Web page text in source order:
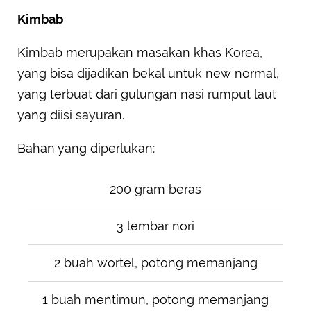
Kimbab
Kimbab merupakan masakan khas Korea,
yang bisa dijadikan bekal untuk new normal,
yang terbuat dari gulungan nasi rumput laut
yang diisi sayuran.
Bahan yang diperlukan:
200 gram beras
3 lembar nori
2 buah wortel, potong memanjang
1 buah mentimun, potong memanjang